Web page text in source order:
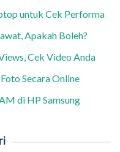
untuk Cek Performa
Apakah Boleh?
Cek Video Anda
Secara Online
di HP Samsung